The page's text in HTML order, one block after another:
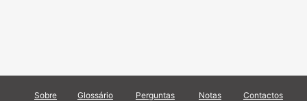
Sobre Glossário
Perguntas
Notas
Contactos